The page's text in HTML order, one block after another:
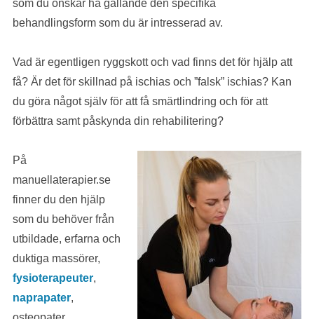
som du önskar ha gällande den specifika
behandlingsform som du är intresserad av.
Vad är egentligen ryggskott och vad finns det för hjälp att
få? Är det för skillnad på ischias och ”falsk” ischias? Kan
du göra något själv för att få smärtlindring och för att
förbättra samt påskynda din rehabilitering?
På
manuellaterapier.se
finner du den hjälp
som du behöver från
utbildade, erfarna och
duktiga massörer,
fysioterapeuter,
naprapater,